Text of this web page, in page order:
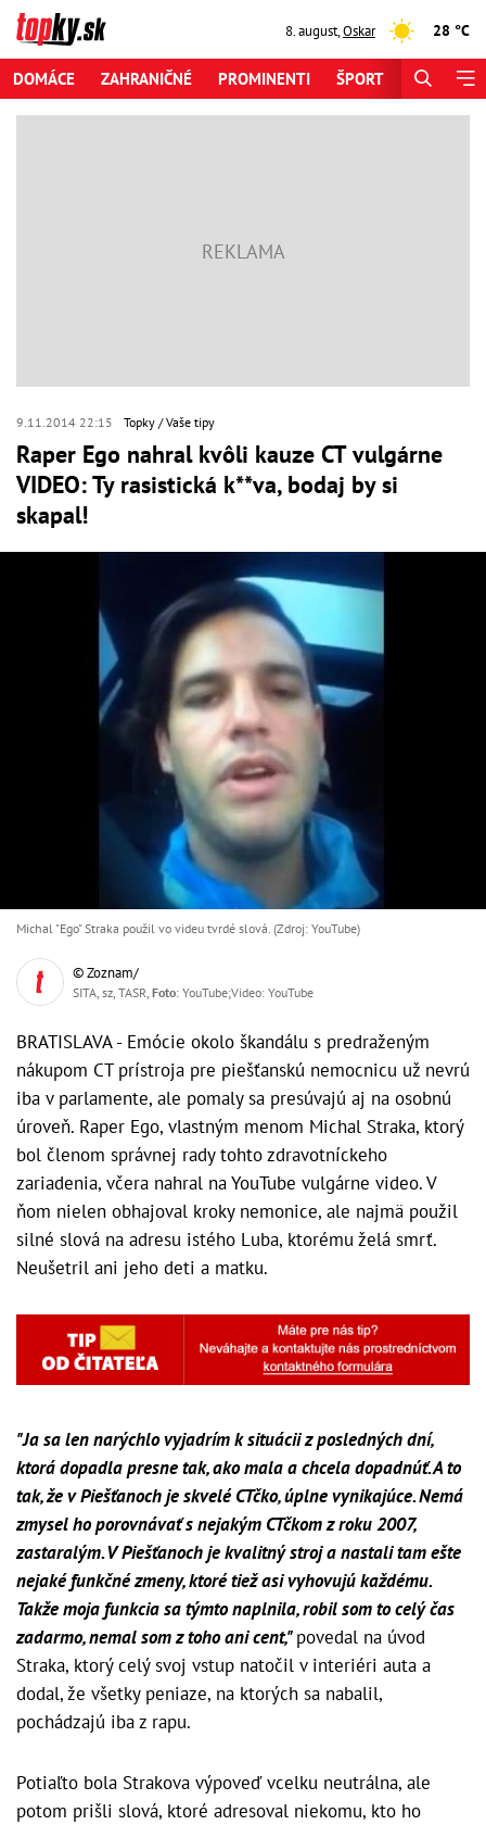
8. august,Oskar 28 °C
DOMÁCE ZAHRANIČNÉ PROMINENTI ŠPORT
9.11.2014 22:15 Topky Vaše tipy
Raper Ego nahral kvôli kauze CT vulgárne
VIDEO: Ty rasistická k**va, bodaj by si
skapal!
Michal "Ego" Straka použil vo videu tvrdé slová. (Zdroj: YouTube)
© Zoznam/
SITA, sz, TASR, Foto: YouTube;Video: YouTube
BRATISLAVA - Emócie okolo škandálu s predraženým
nákupom CT prístroja pre piešťanskú nemocnicu už nevrú
iba v parlamente, ale pomaly sa presúvajú aj na osobnú
úroveň. Raper Ego, vlastným menom Michal Straka, ktorý
bol členom správnej rady tohto zdravotníckeho
zariadenia, včera nahral na YouTube vulgárne video. V
ňom nielen obhajoval kroky nemonice, ale najmä použil
silné slová na adresu istého Luba, ktorému želá smrť.
Neušetril ani jeho deti a matku.
"Ja sa len narýchlo vyjadrím k situácii z posledných dní,
ktorá dopadla presne tak, ako mala a chcela dopadnúť. A to
tak, že v Piešťanoch je skvelé CTčko, úplne vynikajúce. Nemá
zmysel ho porovnávať s nejakým CTčkom z roku 2007,
zastaralým. V Piešťanoch je kvalitný stroj a nastali tam ešte
nejaké funkčné zmeny, ktoré tiež asi vyhovujú každému.
Takže moja funkcia sa týmto naplnila, robil som to celý čas
zadarmo, nemal som z toho ani cent,"povedal na úvod
Straka, ktorý celý svoj vstup natočil v interiéri auta a
dodal, že všetky peniaze, na ktorých sa nabalil,
pochádzajú iba z rapu.
Potiaľto bola Strakova výpoveď vcelku neutrálna, ale
potom prišli slová, ktoré adresoval niekomu, kto ho